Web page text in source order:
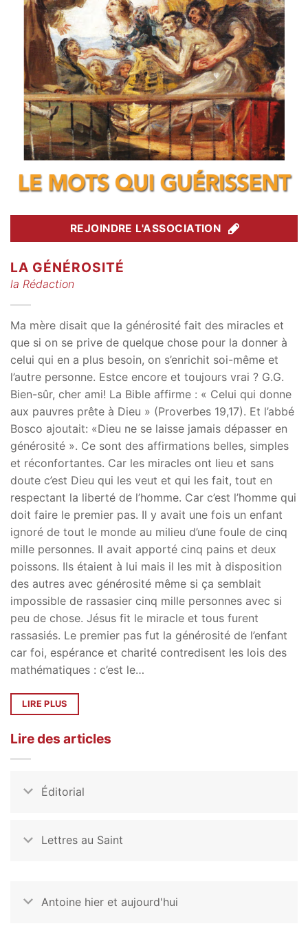
REJOINDRE L'ASSOCIATION
LA GÉNÉROSITÉ
la Rédaction
Ma mère disait que la générosité fait des miracles et
que si on se prive de quelque chose pour la donner à
celui qui en a plus besoin, on s’enrichit soi-même et
l’autre personne. Estce encore et toujours vrai ? G.G.
Bien-sûr, cher ami! La Bible affirme : « Celui qui donne
aux pauvres prête à Dieu » (Proverbes 19,17). Et l’abbé
Bosco ajoutait: «Dieu ne se laisse jamais dépasser en
générosité ». Ce sont des affirmations belles, simples
et réconfortantes. Car les miracles ont lieu et sans
doute c’est Dieu qui les veut et qui les fait, tout en
respectant la liberté de l’homme. Car c’est l’homme qui
doit faire le premier pas. Il y avait une fois un enfant
ignoré de tout le monde au milieu d’une foule de cinq
mille personnes. Il avait apporté cinq pains et deux
poissons. Ils étaient à lui mais il les mit à disposition
des autres avec générosité même si ça semblait
impossible de rassasier cinq mille personnes avec si
peu de chose. Jésus fit le miracle et tous furent
rassasiés. Le premier pas fut la générosité de l’enfant
car foi, espérance et charité contredisent les lois des
mathématiques : c’est le…
LIRE PLUS
Lire des articles
Éditorial
Lettres au Saint
Antoine hier et aujourd'hui